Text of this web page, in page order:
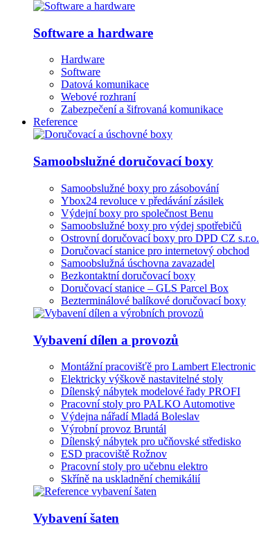
Software a hardware
Hardware
Software
Datová komunikace
Webové rozhraní
Zabezpečení a šifrovaná komunikace
Reference
Samoobslužné doručovací boxy
Samoobslužné boxy pro zásobování
Ybox24 revoluce v předávání zásilek
Výdejní boxy pro společnost Benu
Samoobslužné boxy pro výdej spotřebičů
Ostrovní doručovací boxy pro DPD CZ s.r.o.
Doručovací stanice pro internetový obchod
Samoobslužná úschovna zavazadel
Bezkontaktní doručovací boxy
Doručovací stanice – GLS Parcel Box
Bezterminálové balíkové doručovací boxy
Vybavení dílen a provozů
Montážní pracovišťě pro Lambert Electronic
Elektricky výškově nastavitelné stoly
Dílenský nábytek modelové řady PROFI
Pracovní stoly pro PALKO Automotive
Výdejna nářadí Mladá Boleslav
Výrobní provoz Bruntál
Dílenský nábytek pro učňovské středisko
ESD pracoviště Rožnov
Pracovní stoly pro učebnu elektro
Skříně na uskladnění chemikálií
Vybavení šaten